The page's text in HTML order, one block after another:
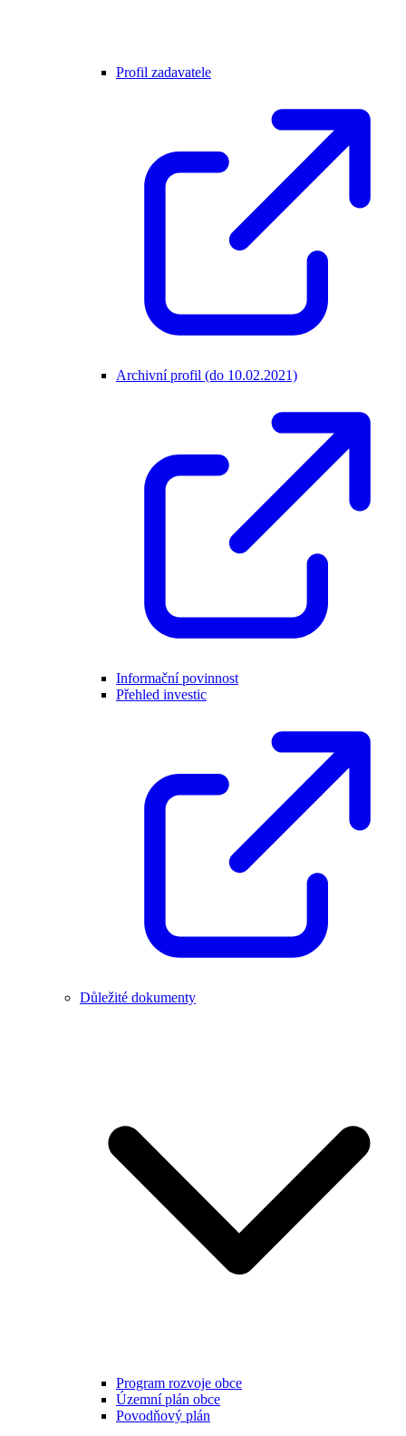
Profil zadavatele
Archivní profil (do 10.02.2021)
Informační povinnost
Přehled investic
Důležité dokumenty
Program rozvoje obce
Územní plán obce
Povodňový plán